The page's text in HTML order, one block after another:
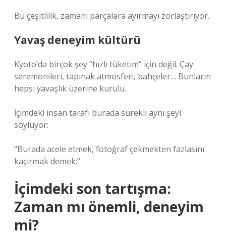
Bu çeşitlilik, zamanı parçalara ayırmayı zorlaştırıyor.
Yavaş deneyim kültürü
Kyoto’da birçok şey “hızlı tüketim” için değil. Çay
seremonileri, tapınak atmosferi, bahçeler… Bunların
hepsi yavaşlık üzerine kurulu.
İçimdeki insan tarafı burada sürekli aynı şeyi
söylüyor:
“Burada acele etmek, fotoğraf çekmekten fazlasını
kaçırmak demek.”
İçimdeki son tartışma:
Zaman mı önemli, deneyim
mi?